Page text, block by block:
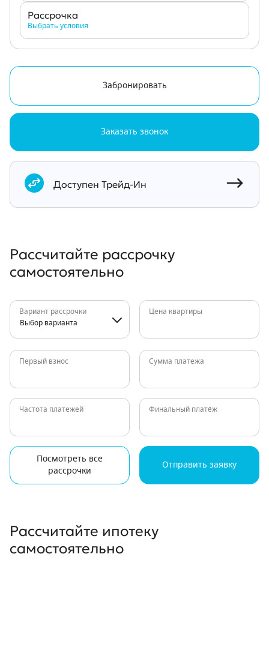
Рассрочка
Выбрать условия
Забронировать
Заказать звонок
Документы
Доступен Трейд-Ин
Рассчитайте рассрочку
самостоятельно
Вариант рассрочки
Выбор варианта
Цена квартиры
Первый взнос Сумма платежа
Частота платежей Финальный платёж
Посмотреть все
рассрочки
Отправить заявку
Рассчитайте ипотеку
самостоятельно